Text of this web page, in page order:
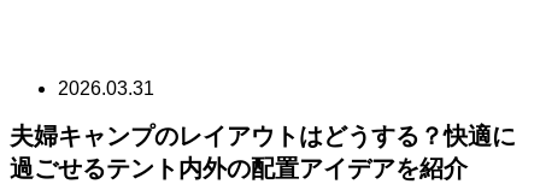
2026.03.31
夫婦キャンプのレイアウトはどうする？快適に
過ごせるテント内外の配置アイデアを紹介